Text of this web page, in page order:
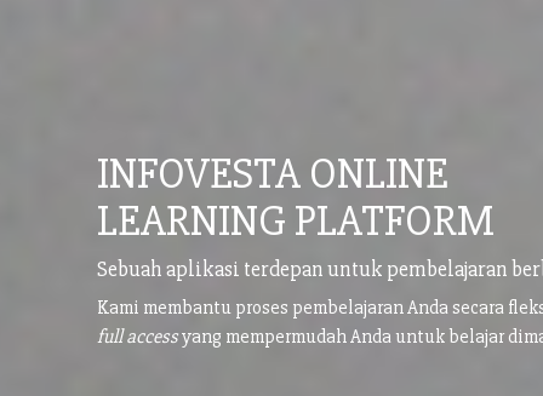
INFOVESTA ONLINE
LEARNING PLATFORM
Sebuah aplikasi terdepan untuk pembelajaran
Kami membantu proses pembelajaran Anda secara
full accessyang mempermudah Anda untuk belajar